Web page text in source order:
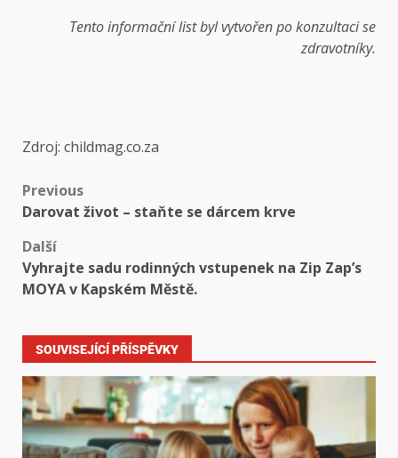
Tento informační list byl vytvořen po konzultaci se
zdravotníky.
Zdroj: childmag.co.za
Previous
Darovat život – staňte se dárcem krve
Další
Vyhrajte sadu rodinných vstupenek na Zip Zap’s
MOYA v Kapském Městě.
SOUVISEJÍCÍ PŘÍSPĚVKY